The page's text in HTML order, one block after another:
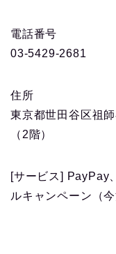
電話番号
03-5429-2681
住所
東京都世田谷区祖
（2階）
[サービス] PayPay
ルキャンペーン（